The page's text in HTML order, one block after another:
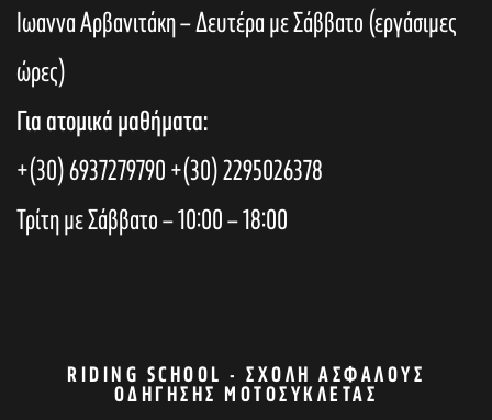
Ιωαννα Αρβανιτάκη – Δευτέρα με Σάββατο (εργάσιμες
ώρες)
Για ατομικά μαθήματα:
+(30) 6937279790+(30) 2295026378
Τρίτη με Σάββατο – 10:00 – 18:00
RIDING SCHOOL - ΣΧΟΛΉ ΑΣΦΑΛΟΎΣ
ΟΔΉΓΗΣΗΣ ΜΟΤΟΣΥΚΛΈΤΑΣ